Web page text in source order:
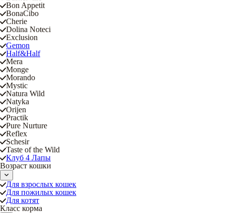
Bon Appetit
BonaCibo
Cherie
Dolina Noteci
Exclusion
Gemon
Half&Half
Mera
Monge
Morando
Mystic
Natura Wild
Natyka
Orijen
Practik
Pure Nurture
Reflex
Schesir
Taste of the Wild
Клуб 4 Лапы
Возраст кошки
Для взрослых кошек
Для пожилых кошек
Для котят
Класс корма